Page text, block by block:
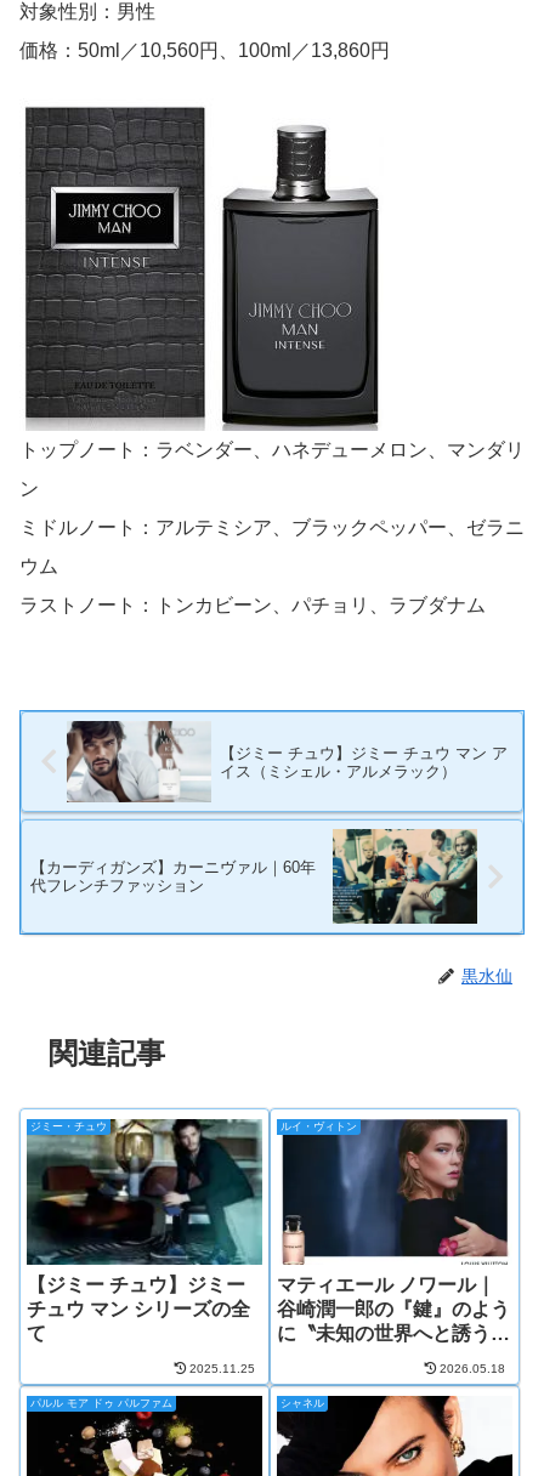
対象性別：男性
価格：50ml／10,560円、100ml／13,860円
トップノート：ラベンダー、ハネデューメロン、マンダリ
ン
ミドルノート：アルテミシア、ブラックペッパー、ゼラニ
ウム
ラストノート：トンカビーン、パチョリ、ラブダナム
【ジミー チュウ】ジミー チュウ マン ア
イス（ミシェル・アルメラック）
【カーディガンズ】カーニヴァル｜60年
代フレンチファッション
黒水仙
関連記事
ジミー・チュウ
【ジミー チュウ】ジミー
チュウ マン シリーズの全
て
2025.11.25
ルイ・ヴィトン
マティエール ノワール｜
谷崎潤一郎の『鍵』のよう
に〝未知の世界へと誘う、
2026.05.18
パルル モア ドゥ パルファム シャネル